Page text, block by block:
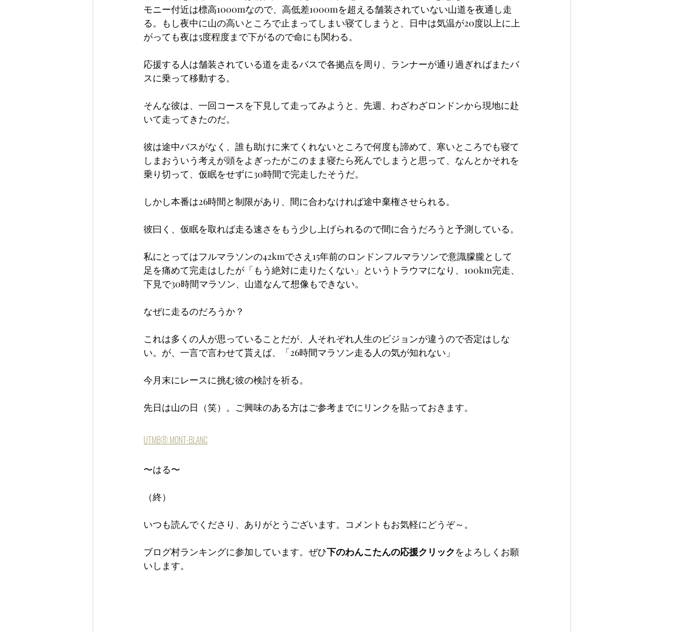
モニー付近は標高1000mなので、高低差1000mを超える舗装されていない山道を夜通し走
る。もし夜中に山の高いところで止まってしまい寝てしまうと、日中は気温が20度以上に上
がっても夜は5度程度まで下がるので命にも関わる。
応援する人は舗装されている道を走るバスで各拠点を周り、ランナーが通り過ぎればまたバ
スに乗って移動する。
そんな彼は、一回コースを下見して走ってみようと、先週、わざわざロンドンから現地に赴
いて走ってきたのだ。
彼は途中バスがなく、誰も助けに来てくれないところで何度も諦めて、寒いところでも寝て
しまおういう考えが頭をよぎったがこのまま寝たら死んでしまうと思って、なんとかそれを
乗り切って、仮眠をせずに30時間で完走したそうだ。
しかし本番は26時間と制限があり、間に合わなければ途中棄権させられる。
彼曰く、仮眠を取れば走る速さをもう少し上げられるので間に合うだろうと予測している。
私にとってはフルマラソンの42kmでさえ15年前のロンドンフルマラソンで意識朦朧として
足を痛めて完走はしたが「もう絶対に走りたくない」というトラウマになり、100km完走、
下見で30時間マラソン、山道なんて想像もできない。
なぜに走るのだろうか？
これは多くの人が思っていることだが、人それぞれ人生のビジョンが違うので否定はしな
い。が、一言で言わせて貰えば、「26時間マラソン走る人の気が知れない」
今月末にレースに挑む彼の検討を祈る。
先日は山の日（笑）。ご興味のある方はご参考までにリンクを貼っておきます。
UTMB® MONT-BLANC
〜はる〜
（終）
いつも読んでくださり、ありがとうございます。コメントもお気軽にどうぞ～。
ブログ村ランキングに参加しています。ぜひ下のわんこたんの応援クリックをよろしくお願
いします。